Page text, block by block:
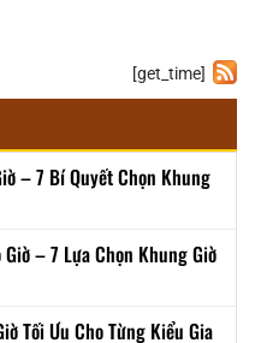
[get_time]
– 7 Bí Quyết Chọn Khung
– 7 Lựa Chọn Khung Giờ
Tối Ưu Cho Từng Kiểu Gia